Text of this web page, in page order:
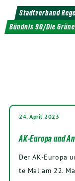
Weiter
zum
Inhalt
Stadtverband
Bündnis 90/Die
24. April 2023
AK-Europa und
Der AK-Euro­pa
te Mal am 22.